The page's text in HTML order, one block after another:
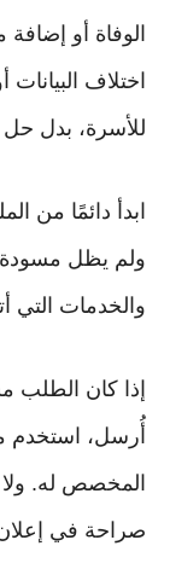
الوفاة أو
اختلاف
للأسرة، بدل
ابدأ دائمًا من
ولم يظل مسودة،
والخدمات التي
إذا كان الطلب
أُرسل، استخدم
المخصص له. ولا
صراحة في